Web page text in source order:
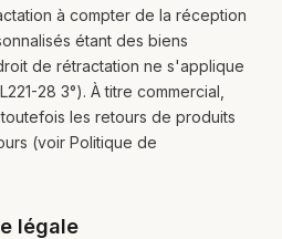
à compter de la réception
étant des biens
de rétractation ne s'applique
28 3°). À titre commercial,
les retours de produits
(voir Politique de
légale